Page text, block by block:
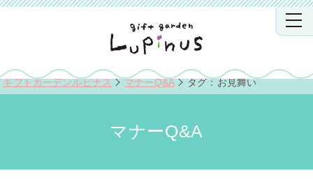
ギフトガーデンルピナス マナーQ&A タグ：お見舞い
マナーQ&A